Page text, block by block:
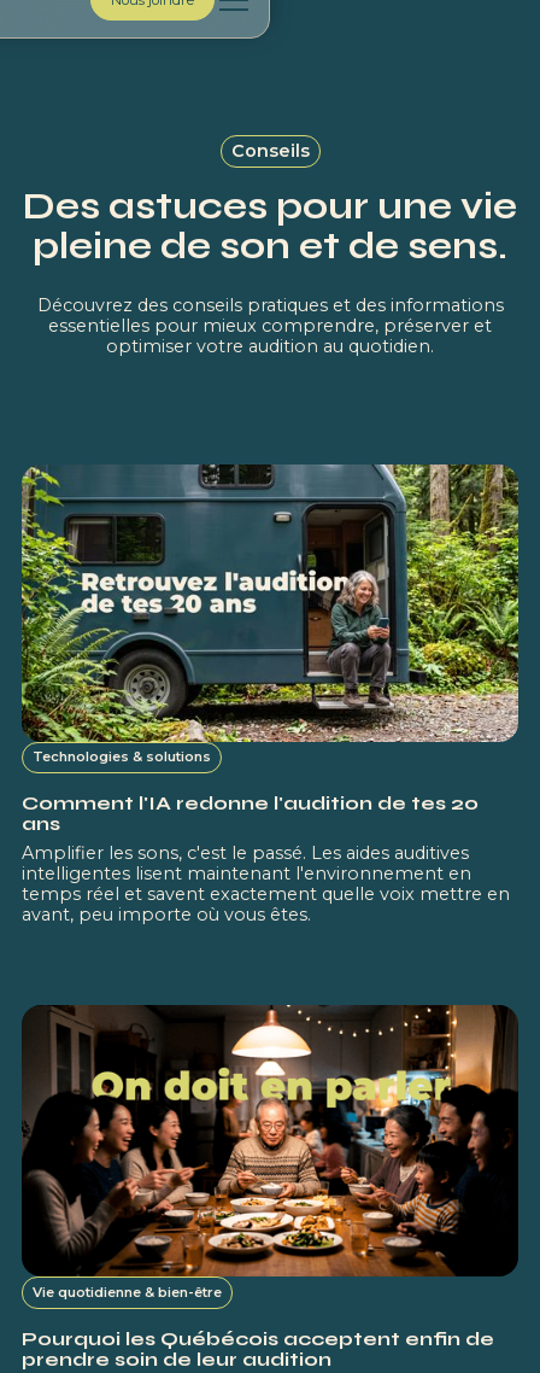
Conseils
Des astuces pour une vie
pleine de son et de sens.
Découvrez des conseils pratiques et des informations
essentielles pour mieux comprendre, préserver et
optimiser votre audition au quotidien.
Technologies & solutions
Comment l'IA redonne l'audition de tes 20
ans
Amplifier les sons, c'est le passé. Les aides auditives
intelligentes lisent maintenant l'environnement en
temps réel et savent exactement quelle voix mettre en
avant, peu importe où vous êtes.
Vie quotidienne & bien-être
Pourquoi les Québécois acceptent enfin de
prendre soin de leur audition